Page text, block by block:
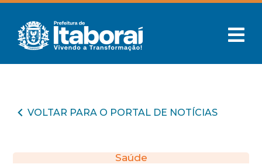
VOLTAR PARA O PORTAL DE NOTÍCIAS
Saúde